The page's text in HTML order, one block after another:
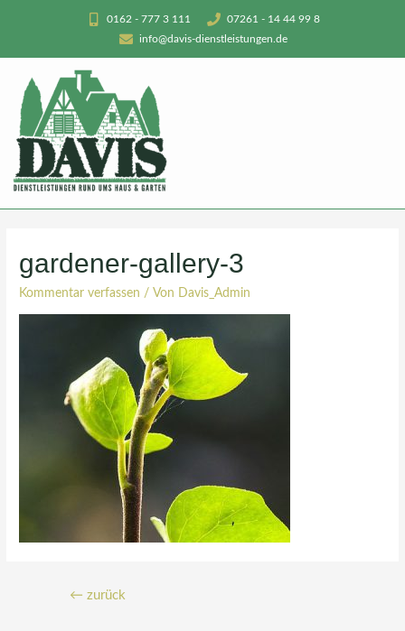
0162 - 777 3 111
07261 - 14 44 99 8
info@davis-dienstleistungen.de
gardener-gallery-3
Kommentar verfassen / Von Davis_Admin
← zurück